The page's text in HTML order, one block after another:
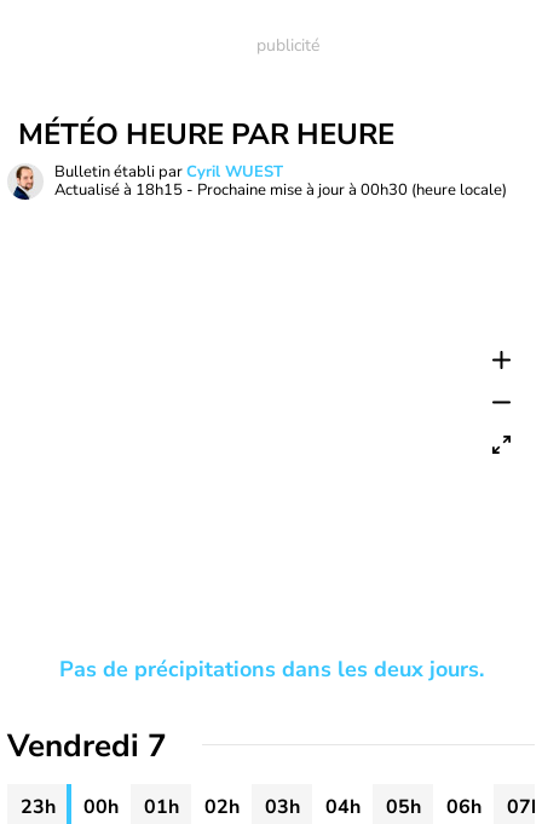
MÉTÉO HEURE PAR HEURE
Bulletin établi parCyril WUEST
Actualisé à 18h15 - Prochaine mise à jour à 00h30 (heure locale)
Pas de précipitations dans les deux jours.
Vendredi 7
23h 00h 01h 02h 03h 04h 05h 06h
07h